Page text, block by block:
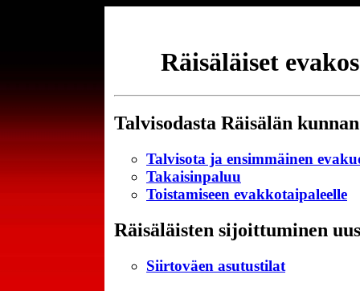
Räisäläiset
Talvisodasta Räisälän
Talvisota ja ensimmäinen
Takaisinpaluu
Toistamiseen evakkotaipaleelle
Räisäläisten sijoittuminen
Siirtoväen asutustilat